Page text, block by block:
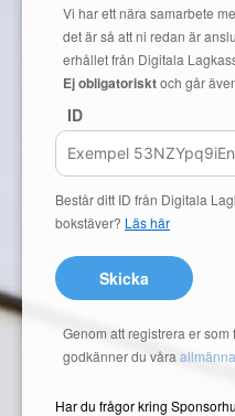
Vi har ett nära samarbete
det är så att ni redan är
erhållet från Digitala
Ej obligatorisktoch går
ID
Består ditt ID från Digitala
bokstäver? Läs här
Skicka
Genom att registrera er
godkänner du våra
Har du frågor kring